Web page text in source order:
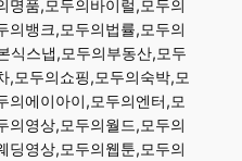
명품,모두의바이럴,모두의
의뱅크,모두의법률,모두의
식스냅,모두의부동산,모두
,모두의쇼핑,모두의숙박,모
의에이아이,모두의엔터,모
의영상,모두의월드,모두의
딩영상,모두의웹툰,모두의